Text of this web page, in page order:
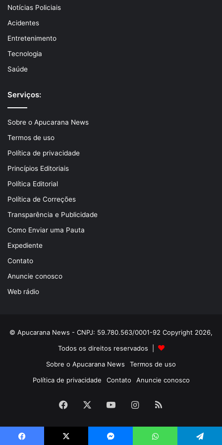
Notícias Policiais
Acidentes
Entretenimento
Tecnologia
Saúde
Serviços:
Sobre o Apucarana News
Termos de uso
Política de privacidade
Princípios Editoriais
Política Editorial
Política de Correções
Transparência e Publicidade
Como Enviar uma Pauta
Expediente
Contato
Anuncie conosco
Web rádio
© Apucarana News - CNPJ: 59.780.563/0001-92 Copyright 2026,
Todos os direitos reservados |
Sobre o Apucarana News
Termos de uso
Política de privacidade
Contato Anuncie conosco
Facebook YouTubeInstagram
RSS